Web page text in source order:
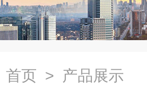
首页 > 产品展示